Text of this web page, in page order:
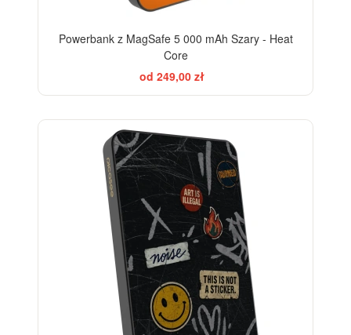
Powerbank z MagSafe 5 000 mAh Szary - Heat
Core
od 249,00 zł